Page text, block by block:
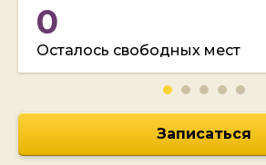
0
Осталось свободных мест
Записаться